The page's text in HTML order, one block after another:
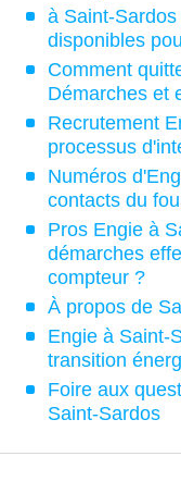
à Saint-
disponibles
Comment
Démarches et
Recrutement
processus
Numéros
contacts du
Pros Engie à
démarches
compteur ?
À propos de
Engie à Saint-
transition
Foire aux
Saint-Sardos